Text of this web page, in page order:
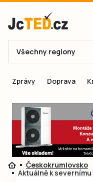
E-mail
Všechny regiony
Zprávy Doprava
Českokrumlovsko
Aktuálně k